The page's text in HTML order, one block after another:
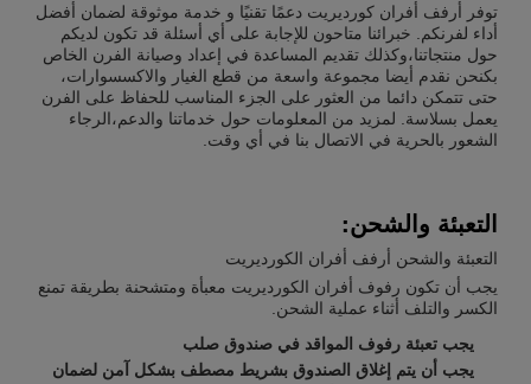
توفر أرفف أفران كورديريت دعمًا تقنيًا و خدمة موثوقة لضمان أفضل
أداء لفرنكم. خبرائنا متاحون للإجابة على أي أسئلة قد تكون لديكم
حول منتجاتنا،وكذلك تقديم المساعدة في إعداد وصيانة الفرن الخاص
بكنحن نقدم أيضا مجموعة واسعة من قطع الغيار والاكسسوارات،
حتى تتمكن دائما من العثور على الجزء المناسب للحفاظ على الفرن
يعمل بسلاسة. لمزيد من المعلومات حول خدماتنا والدعم،الرجاء
الشعور بالحرية في الاتصال بنا في أي وقت.
التعبئة والشحن:
التعبئة والشحن أرفف أفران الكورديريت
يجب أن تكون رفوف أفران الكورديريت معبأة ومتشحنة بطريقة تمنع
الكسر والتلف أثناء عملية الشحن.
يجب تعبئة رفوف المواقد في صندوق صلب
يجب أن يتم إغلاق الصندوق بشريط مصطف بشكل آمن لضمان